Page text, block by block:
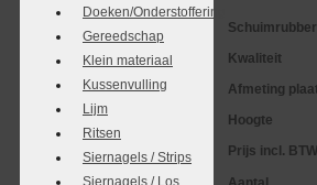
Doeken/Onderstoffering
Gereedschap
Klein materiaal
Kussenvulling
Lijm
Ritsen
Siernagels / Strips
Siernagels / Los
Kwaliteit
Afmeting
Hoogte
Prijs incl. BTW